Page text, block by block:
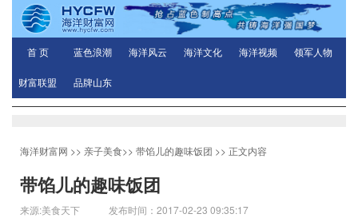
首 页 蓝色浪潮 海洋风云 海洋文化 海洋视频 领军人物
财富联盟 品牌山东
海洋财富网 >> 亲子美食>> 带馅儿的趣味饭团 >> 正文内容
带馅儿的趣味饭团
来源:美食天下 发布时间：2017-02-23 09:35:17